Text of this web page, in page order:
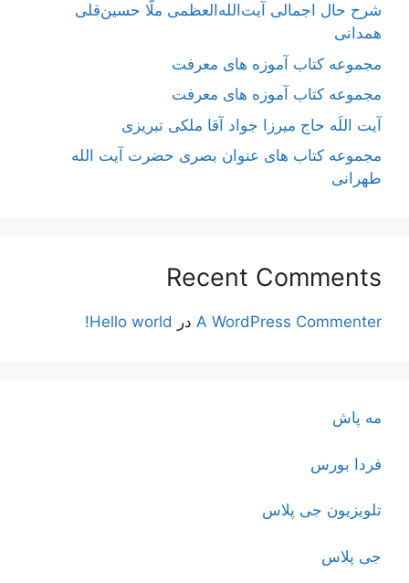
شرح حال اجمالی آیت‌الله‌العظمی ملّا حسین‌قلی
همدانی
مجموعه کتاب آموزه های معرفت
مجموعه کتاب آموزه های معرفت
آیت اللَه حاج میرزا جواد آقا ملکی تبریزی
مجموعه کتاب های عنوان بصری حضرت آیت الله
طهرانی
Recent Comments
A WordPress Commenter در Hello world!
مه پاش
فردا بورس
تلویزیون جی پلاس
جی پلاس